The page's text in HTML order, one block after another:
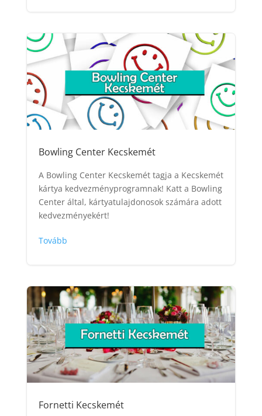
Bowling Center Kecskemét
A Bowling Center Kecskemét tagja a Kecskemét
kártya kedvezményprogramnak! Katt a Bowling
Center által, kártyatulajdonosok számára adott
kedvezményekért!
Tovább
Fornetti Kecskemét